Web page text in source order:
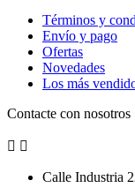
Términos y
Envío y pago
Ofertas
Novedades
Los más
Contacte con nosotros
 
Calle Industria